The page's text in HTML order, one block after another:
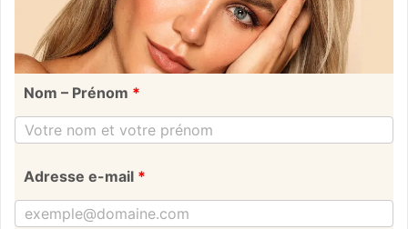
Nom – Prénom *
Adresse e-mail *